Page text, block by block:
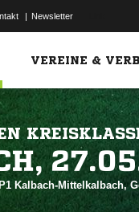
| Newsletter
VEREINE &
Kalbach-Mittelkalbach,